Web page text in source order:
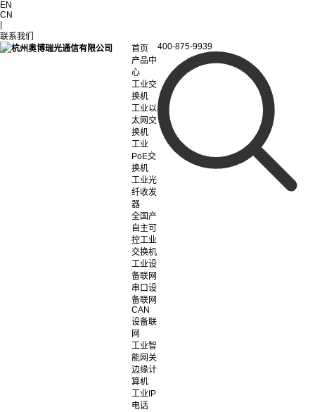
EN
CN
联系我们
首页
产品中
心
工业交
换机
工业以
太网交
换机
工业
PoE交
换机
工业光
纤收发
器
全国产
自主可
控工业
交换机
工业设
备联网
串口设
备联网
CAN
设备联
网
工业智
能网关
边缘计
算机
工业IP
电话
400-875-9939